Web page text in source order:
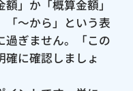
」か「概算金額」
「〜から」という表
過ぎません。「この
に確認しましょ